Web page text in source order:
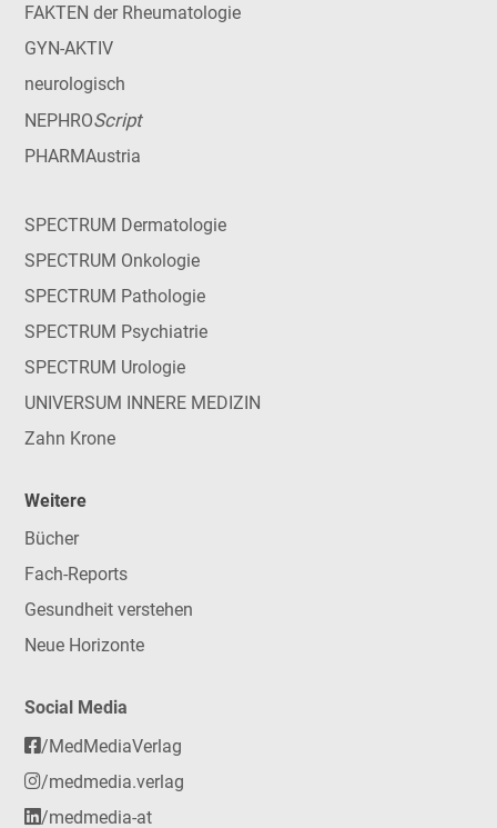
FAKTEN der Rheumatologie
GYN-AKTIV
neurologisch
NEPHROScript
PHARMAustria
SPECTRUM Dermatologie
SPECTRUM Onkologie
SPECTRUM Pathologie
SPECTRUM Psychiatrie
SPECTRUM Urologie
UNIVERSUM INNERE MEDIZIN
Zahn Krone
Weitere
Bücher
Fach-Reports
Gesundheit verstehen
Neue Horizonte
Social Media
/MedMediaVerlag
/medmedia.verlag
/medmedia-at